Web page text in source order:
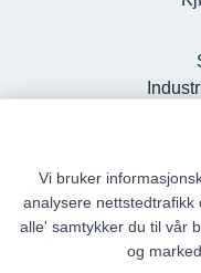
Vi bruker
analysere nettstedtrafikk
alle' samtykker du til vår
og